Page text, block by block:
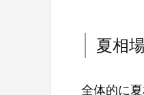
夏相
全体的に